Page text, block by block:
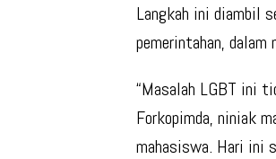
Langkah ini diambil
pemerintahan, dalam
“Masalah LGBT ini
Forkopimda, niniak
mahasiswa. Hari ini